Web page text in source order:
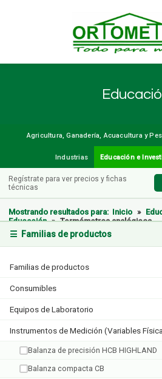
Agricultura, Ganadería, Acuacultura y
Industrias Educación e
Regístrate para ver precios y fichas
técnicas
☰ Familias de productos
Familias de productos
Consumibles
Equipos de Laboratorio
Instrumentos de Medición (Variables
Balanza de precisión HCB HIGHLAND
Balanza compacta CB
Mostrando resultados para: Inicio »
Educación » Termómetros analógicos
5 productos